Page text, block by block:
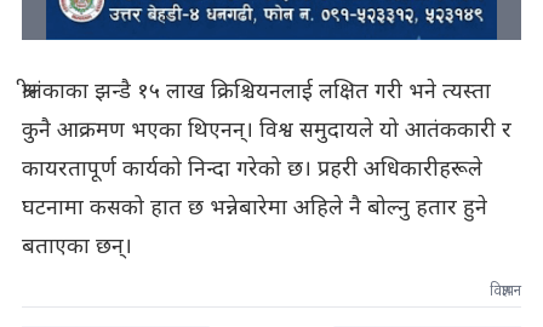
श्रीलंकाका झन्डै १५ लाख क्रिश्चियनलाई लक्षित गरी भने त्यस्ता
कुनै आक्रमण भएका थिएनन्। विश्व समुदायले यो आतंककारी र
कायरतापूर्ण कार्यको निन्दा गरेको छ। प्रहरी अधिकारीहरूले
घटनामा कसको हात छ भन्नेबारेमा अहिले नै बोल्नु हतार हुने
बताएका छन्।
विज्ञापन